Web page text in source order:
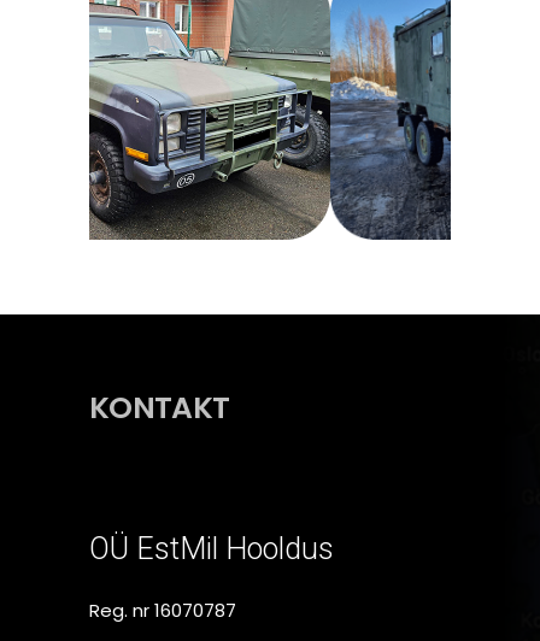
KONTAKT
OÜ EstMil Hooldus
Reg. nr 16070787